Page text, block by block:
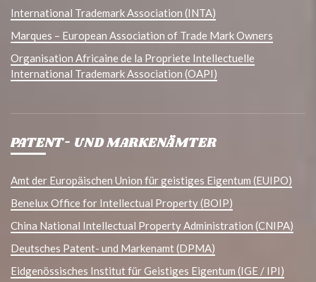
International Trademark Association (INTA)
Marques – European Association of Trade Mark Owners
Organisation Africaine de la Propriete Intellectuelle
International Trademark Association (OAPI)
PATENT- UND MARKENÄMTER
Amt der Europäischen Union für geistiges Eigentum (EUIPO)
Benelux Office for Intellectual Property (BOIP)
China National Intellectual Property Administration (CNIPA)
Deutsches Patent- und Markenamt (DPMA)
Eidgenössisches Institut für Geistiges Eigentum (IGE / IPI)